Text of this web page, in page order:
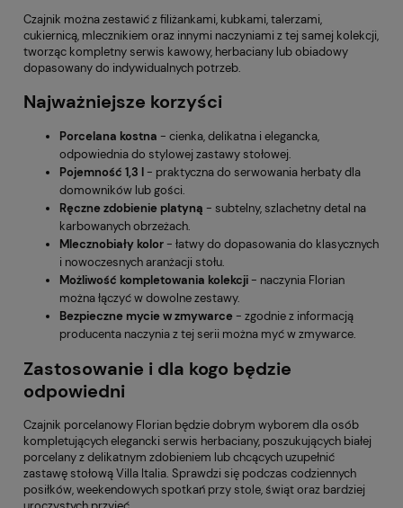
Czajnik można zestawić z filiżankami, kubkami, talerzami,
cukiernicą, mlecznikiem oraz innymi naczyniami z tej samej kolekcji,
tworząc kompletny serwis kawowy, herbaciany lub obiadowy
dopasowany do indywidualnych potrzeb.
Najważniejsze korzyści
Porcelana kostna - cienka, delikatna i elegancka,
odpowiednia do stylowej zastawy stołowej.
Pojemność 1,3 l- praktyczna do serwowania herbaty dla
domowników lub gości.
Ręczne zdobienie platyną - subtelny, szlachetny detal na
karbowanych obrzeżach.
Mlecznobiały kolor- łatwy do dopasowania do klasycznych
i nowoczesnych aranżacji stołu.
Możliwość kompletowania kolekcji- naczynia Florian
można łączyć w dowolne zestawy.
Bezpieczne mycie w zmywarce- zgodnie z informacją
producenta naczynia z tej serii można myć w zmywarce.
Zastosowanie i dla kogo będzie
odpowiedni
Czajnik porcelanowy Florian będzie dobrym wyborem dla osób
kompletujących elegancki serwis herbaciany, poszukujących białej
porcelany z delikatnym zdobieniem lub chcących uzupełnić
zastawę stołową Villa Italia. Sprawdzi się podczas codziennych
posiłków, weekendowych spotkań przy stole, świąt oraz bardziej